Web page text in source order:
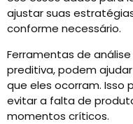
ajustar suas
conforme necessário.
Ferramentas de
preditiva, podem
que eles ocorram. Isso
evitar a falta de
momentos críticos.